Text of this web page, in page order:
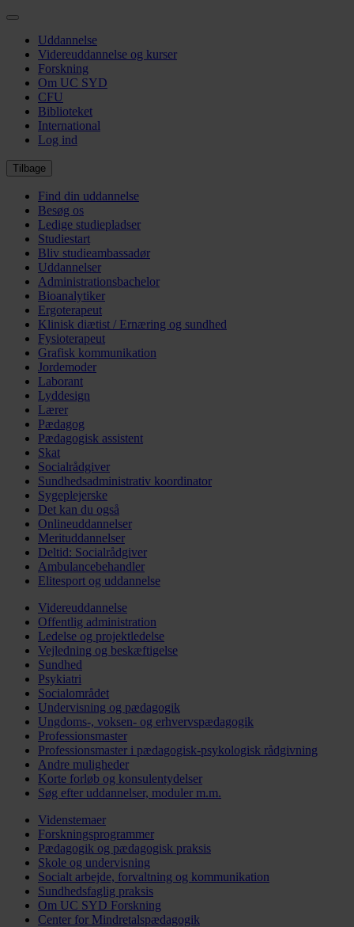
Gå
hovedindhold
Uddannelse
Videreuddannelse og kurser
Forskning
Om UC SYD
CFU
Biblioteket
International
Log ind
Tilbage
Find din uddannelse
Besøg os
Ledige studiepladser
Studiestart
Bliv studieambassadør
Uddannelser
Administrationsbachelor
Bioanalytiker
Ergoterapeut
Klinisk diætist / Ernæring og sundhed
Fysioterapeut
Grafisk kommunikation
Jordemoder
Laborant
Lyddesign
Lærer
Pædagog
Pædagogisk assistent
Skat
Socialrådgiver
Sundhedsadministrativ koordinator
Sygeplejerske
Det kan du også
Onlineuddannelser
Merituddannelser
Deltid: Socialrådgiver
Ambulancebehandler
Elitesport og uddannelse
Videreuddannelse
Offentlig administration
Ledelse og projektledelse
Vejledning og beskæftigelse
Sundhed
Psykiatri
Socialområdet
Undervisning og pædagogik
Ungdoms-, voksen- og erhvervspædagogik
Professionsmaster
Professionsmaster i pædagogisk-psykologisk rådgivning
Andre muligheder
Korte forløb og konsulentydelser
Søg efter uddannelser, moduler m.m.
Videnstemaer
Forskningsprogrammer
Pædagogik og pædagogisk praksis
Skole og undervisning
Socialt arbejde, forvaltning og kommunikation
Sundhedsfaglig praksis
Om UC SYD Forskning
Center for Mindretalspædagogik